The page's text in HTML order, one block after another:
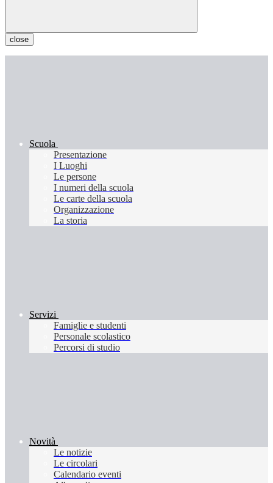
close
Scuola
Presentazione
I Luoghi
Le persone
I numeri della scuola
Le carte della scuola
Organizzazione
La storia
Servizi
Famiglie e studenti
Personale scolastico
Percorsi di studio
Novità
Le notizie
Le circolari
Calendario eventi